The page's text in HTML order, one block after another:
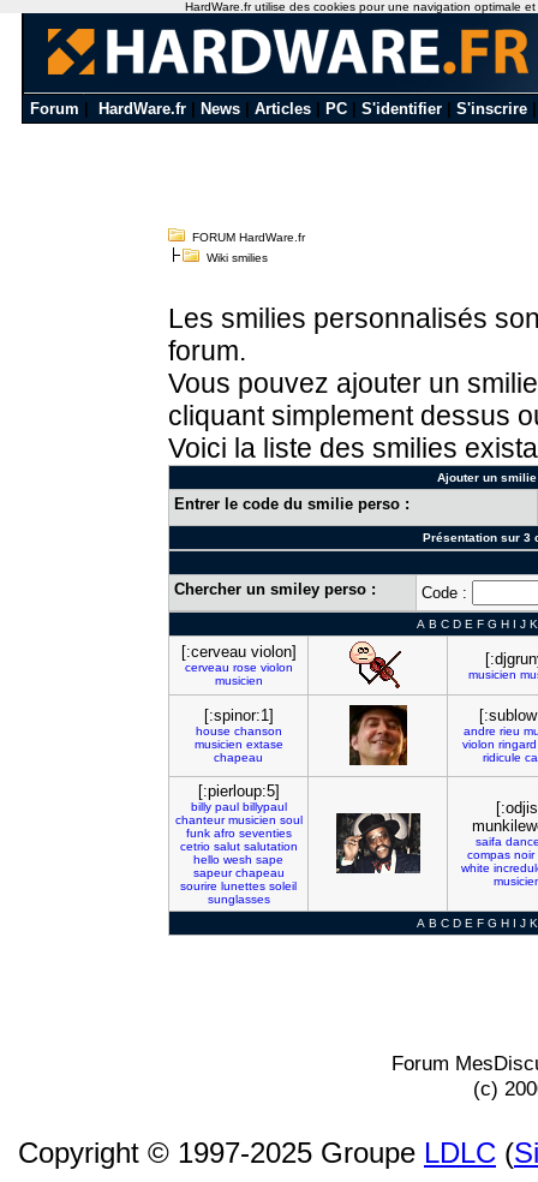
Forum HardWare.fr News Articles PC S'identifier S'inscrire
FORUM HardWare.fr
Wiki smilies
Les smilies personnalisés
forum.
Vous pouvez ajouter un
cliquant simplement dessus
Voici la liste des smilies
Ajouter un
Entrer le code du smilie perso :
Présentation sur 3
Chercher un smiley perso : Code :
A B C D E F G H I J K
[:cerveau violon]
cerveau rose violon
musicien
musicien
[:spinor:1]
house chanson
musicien extase
chapeau
andre rieu
violon ringard
ridicule
[:pierloup:5]
billy paul billypaul
chanteur musicien soul
funk afro seventies
cetrio salut salutation
hello wesh sape
sapeur chapeau
sourire lunettes soleil
sunglasses
[:odjis
saifa
compas noir
white
A B C D E F G H I J K
Forum
(c)
Copyright © 1997-2025 Groupe LDLC (
HardWare.fr utilise des cookies pour une navigation optimale